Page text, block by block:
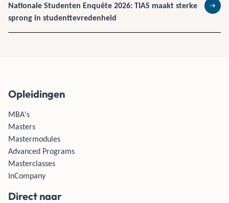
Nationale Studenten Enquête 2026: TIAS maakt sterke
sprong in studenttevredenheid
Lees
Opleidingen
MBA's
Masters
Mastermodules
Advanced Programs
Masterclasses
InCompany
Direct naar